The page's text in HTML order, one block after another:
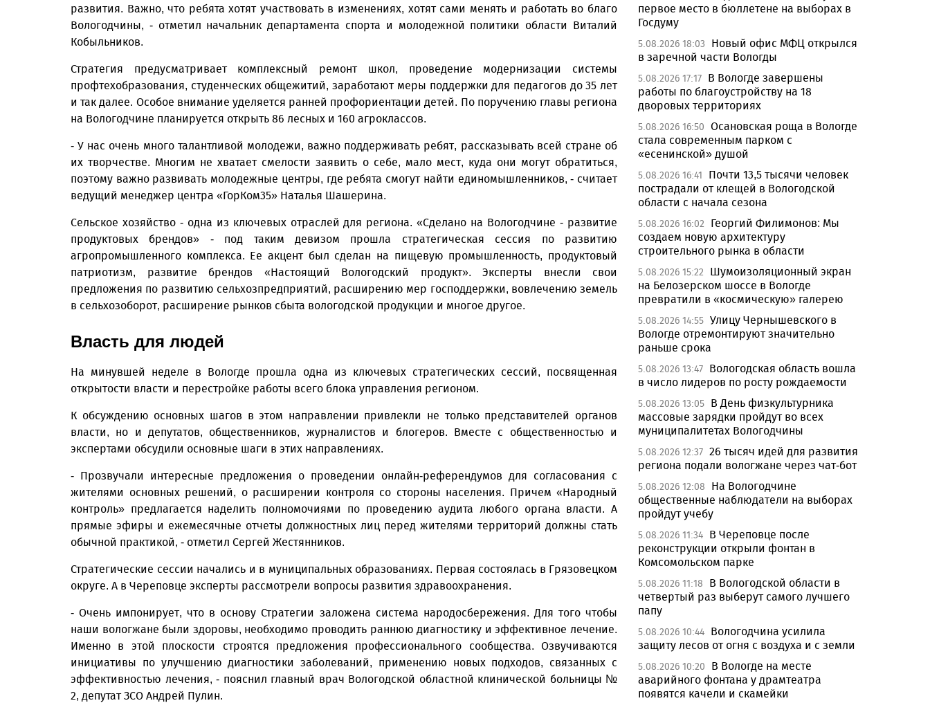
развития. Важно, что ребята хотят участвовать в изменениях, хотят сами менять и работать во благо
Вологодчины, - отметил начальник департамента спорта и молодежной политики области Виталий
Кобыльников.
Стратегия предусматривает комплексный ремонт школ, проведение модернизации системы
профтехобразования, студенческих общежитий, заработают меры поддержки для педагогов до 35 лет
и так далее. Особое внимание уделяется ранней профориентации детей. По поручению главы региона
на Вологодчине планируется открыть 86 лесных и 160 агроклассов.
- У нас очень много талантливой молодежи, важно поддерживать ребят, рассказывать всей стране об
их творчестве. Многим не хватает смелости заявить о себе, мало мест, куда они могут обратиться,
поэтому важно развивать молодежные центры, где ребята смогут найти единомышленников, - считает
ведущий менеджер центра «ГорКом35» Наталья Шашерина.
Сельское хозяйство - одна из ключевых отраслей для региона. «Сделано на Вологодчине - развитие
продуктовых брендов» - под таким девизом прошла стратегическая сессия по развитию
агропромышленного комплекса. Ее акцент был сделан на пищевую промышленность, продуктовый
патриотизм, развитие брендов «Настоящий Вологодский продукт». Эксперты внесли свои
предложения по развитию сельхозпредприятий, расширению мер господдержки, вовлечению земель
в сельхозоборот, расширение рынков сбыта вологодской продукции и многое другое.
Власть для людей
На минувшей неделе в Вологде прошла одна из ключевых стратегических сессий, посвященная
открытости власти и перестройке работы всего блока управления регионом.
К обсуждению основных шагов в этом направлении привлекли не только представителей органов
власти, но и депутатов, общественников, журналистов и блогеров. Вместе с общественностью и
экспертами обсудили основные шаги в этих направлениях.
- Прозвучали интересные предложения о проведении онлайн-референдумов для согласования с
жителями основных решений, о расширении контроля со стороны населения. Причем «Народный
контроль» предлагается наделить полномочиями по проведению аудита любого органа власти. А
прямые эфиры и ежемесячные отчеты должностных лиц перед жителями территорий должны стать
обычной практикой, - отметил Сергей Жестянников.
Стратегические сессии начались и в муниципальных образованиях. Первая состоялась в Грязовецком
округе. А в Череповце эксперты рассмотрели вопросы развития здравоохранения.
- Очень импонирует, что в основу Стратегии заложена система народосбережения. Для того чтобы
наши вологжане были здоровы, необходимо проводить раннюю диагностику и эффективное лечение.
Именно в этой плоскости строятся предложения профессионального сообщества. Озвучиваются
инициативы по улучшению диагностики заболеваний, применению новых подходов, связанных с
эффективностью лечения, - пояснил главный врач Вологодской областной клинической больницы №
2, депутат ЗСО Андрей Пулин.
первое место в бюллетене на выборах в
Госдуму
5.08.2026 18:03
Новый офис МФЦ открылся
в заречной части Вологды
5.08.2026 17:17 В Вологде завершены
работы по благоустройству на 18
дворовых территориях
5.08.2026 16:50 Осановская роща в Вологде
стала современным парком с
«есенинской» душой
5.08.2026 16:41
Почти 13,5 тысячи человек
пострадали от клещей в Вологодской
области с начала сезона
5.08.2026 16:02
Георгий Филимонов: Мы
создаем новую архитектуру
строительного рынка в области
5.08.2026 15:22
Шумоизоляционный экран
на Белозерском шоссе в Вологде
превратили в «космическую» галерею
5.08.2026 14:55 Улицу Чернышевского в
Вологде отремонтируют значительно
раньше срока
5.08.2026 13:47 Вологодская область вошла
в число лидеров по росту рождаемости
5.08.2026 13:05 В День физкультурника
массовые зарядки пройдут во всех
муниципалитетах Вологодчины
5.08.2026 12:37 26 тысяч идей для развития
региона подали вологжане через чат-бот
5.08.2026 12:08
На Вологодчине
общественные наблюдатели на выборах
пройдут учебу
5.08.2026 11:34 В Череповце после
реконструкции открыли фонтан в
Комсомольском парке
5.08.2026 11:18
В Вологодской области в
четвертый раз выберут самого лучшего
папу
5.08.2026 10:44 Вологодчина усилила
защиту лесов от огня с воздуха и с земли
5.08.2026 10:20
В Вологде на месте
аварийного фонтана у драмтеатра
появятся качели и скамейки